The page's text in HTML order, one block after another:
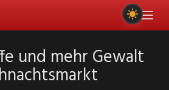
und mehr Gewalt